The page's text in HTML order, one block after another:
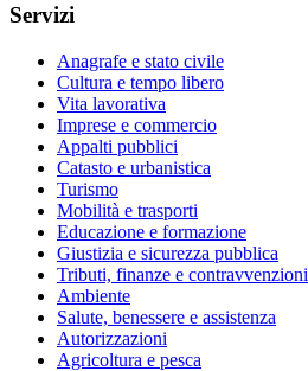
Servizi
Anagrafe e stato civile
Cultura e tempo libero
Vita lavorativa
Imprese e commercio
Appalti pubblici
Catasto e urbanistica
Turismo
Mobilità e trasporti
Educazione e formazione
Giustizia e sicurezza pubblica
Tributi, finanze e contravvenzioni
Ambiente
Salute, benessere e assistenza
Autorizzazioni
Agricoltura e pesca